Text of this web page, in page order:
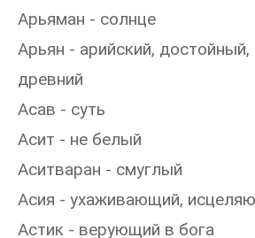
Арьяман - солнце
Арьян - арийский,
древний
Асав - суть
Асит - не белый
Аситваран - смуглый
Асия - ухаживающий,
Астик - верующий в бога